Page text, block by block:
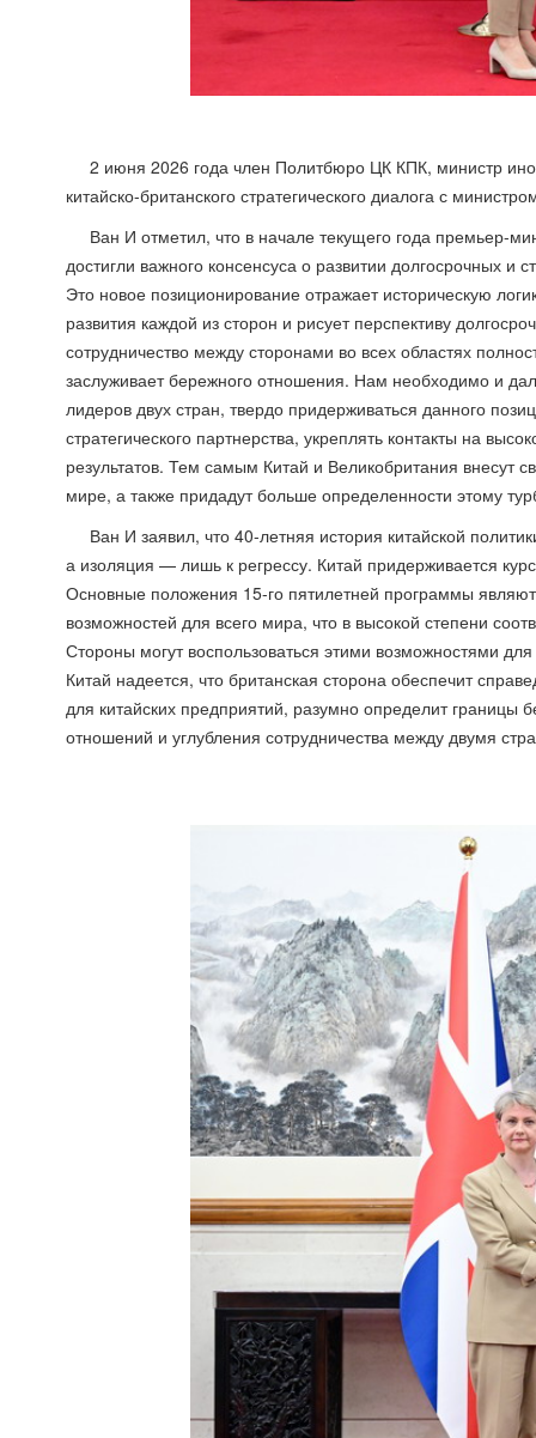
2 июня 2026 года член Политбюро ЦК КПК, министр
китайско-британского стратегического диалога с
Ван И отметил, что в начале текущего года премьер-
достигли важного консенсуса о развитии долгосрочных и
Это новое позиционирование отражает историческую
развития каждой из сторон и рисует перспективу
сотрудничество между сторонами во всех областях
заслуживает бережного отношения. Нам необходимо и
лидеров двух стран, твердо придерживаться данного
стратегического партнерства, укреплять контакты на
результатов. Тем самым Китай и Великобритания внесут
мире, а также придадут больше определенности этому
Ван И заявил, что 40-летняя история китайской
а изоляция — лишь к регрессу. Китай придерживается
Основные положения 15-го пятилетней программы
возможностей для всего мира, что в высокой степени
Стороны могут воспользоваться этими возможностями
Китай надеется, что британская сторона обеспечит
для китайских предприятий, разумно определит границы
отношений и углубления сотрудничества между двумя